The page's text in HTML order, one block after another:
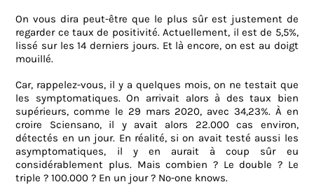
On vous dira peut-être que le plus sûr est justement de
regarder ce taux de positivité. Actuellement, il est de 5,5%,
lissé sur les 14 derniers jours. Et là encore, on est au doigt
mouillé.
Car, rappelez-vous, il y a quelques mois, on ne testait que
les symptomatiques. On arrivait alors à des taux bien
supérieurs, comme le 29 mars 2020, avec 34,23%. À en
croire Sciensano, il y avait alors 22.000 cas environ,
détectés en un jour. En réalité, si on avait testé aussi les
asymptomatiques, il y en aurait à coup sûr eu
considérablement plus. Mais combien ? Le double ? Le
triple ? 100.000 ? En un jour ? No-one knows.